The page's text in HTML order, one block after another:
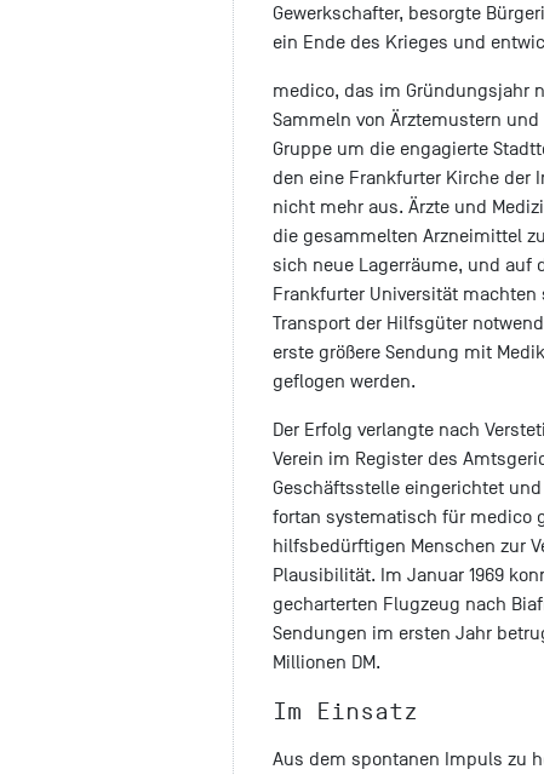
Gewerkschafter, besorgte
ein Ende des Krieges und
medico, das im Gründungsjahr
Sammeln von Ärztemustern
Gruppe um die engagierte
den eine Frankfurter Kirche der
nicht mehr aus. Ärzte und
die gesammelten Arzneimittel
sich neue Lagerräume, und auf
Frankfurter Universität
Transport der Hilfsgüter
erste größere Sendung mit
geflogen werden.
Der Erfolg verlangte nach
Verein im Register des
Geschäftsstelle eingerichtet
fortan systematisch für medico
hilfsbedürftigen Menschen zur
Plausibilität. Im Januar 1969
gecharterten Flugzeug nach
Sendungen im ersten Jahr
Millionen DM.
Im Einsatz
Aus dem spontanen Impuls zu